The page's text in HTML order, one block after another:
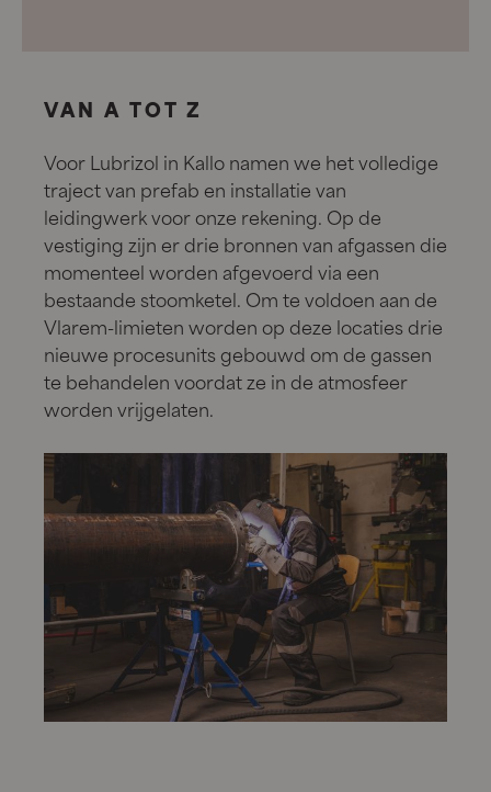
VAN A TOT Z
Voor Lubrizol in Kallo namen we het volledige
traject van prefab en installatie van
leidingwerk voor onze rekening. Op de
vestiging zijn er drie bronnen van afgassen die
momenteel worden afgevoerd via een
bestaande stoomketel. Om te voldoen aan de
Vlarem-limieten worden op deze locaties drie
nieuwe procesunits gebouwd om de gassen
te behandelen voordat ze in de atmosfeer
worden vrijgelaten.